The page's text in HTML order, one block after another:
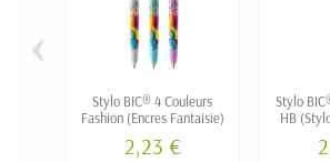
Stylo BIC® 4 Couleurs
Fashion (Encres Fantaisie)
2,23 €
Stylo
HB
‹